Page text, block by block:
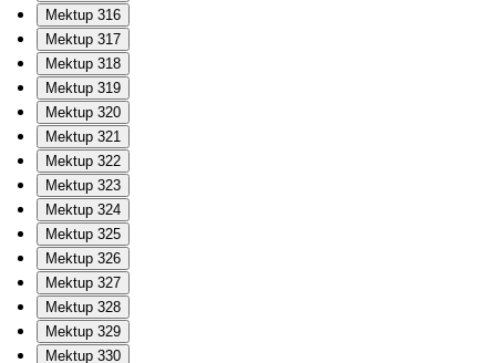
Mektup 316
Mektup 317
Mektup 318
Mektup 319
Mektup 320
Mektup 321
Mektup 322
Mektup 323
Mektup 324
Mektup 325
Mektup 326
Mektup 327
Mektup 328
Mektup 329
Mektup 330